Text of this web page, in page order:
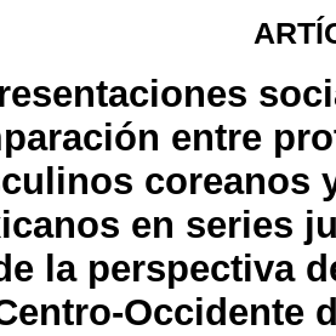
entre
coreanos
en series
la perspectiva
Occidente